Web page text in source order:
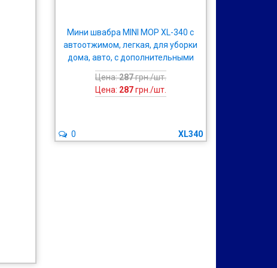
Мини швабра MINI MOP XL-340 с
автоотжимом, легкая, для уборки
дома, авто, с дополнительными
губками
Цена:287грн./шт.
Цена: 287грн./шт.
XL340
0